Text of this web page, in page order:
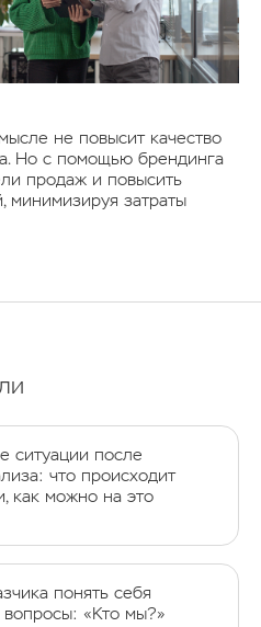
не повысит качество
Но с помощью брендинга
продаж и повысить
минимизируя затраты
ситуации после
что происходит
как можно на это
понять себя
вопросы: «Кто мы?»